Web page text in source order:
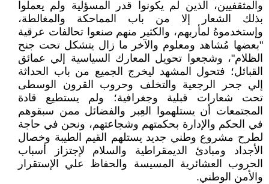
والمثقفيين، الذين لم يكونوا قدر المسؤلية ولم يعملوا
بذلك الشعار إلا من باب المماحكة والمغالطة،
وإستخدموهُ لمأربهم، والكثير منهم صنعوا تحالفات عرقية
"بعضها مُشاهد ومعلوم والآخر ما زال يتشكل تحت جنح
الظلام"، وشجعوا تحويل المعارك السياسية إلي عمائق
القبائل؛ فتحول المشهد ليخرج الجميع من باب الحداثة
إلي جحر الرجعية والتخلف وحروب القرون الوسطى
تحت شعارات قبلية وجغرافية؛ ولم يستطيع قادة
المجتمعات أن يستلهموا العِبر والفضائل ممن سبقوهم
في الحكم والإدارة بحكمتهم وشجاعتهم، ونحن في حاجة
لطرح مشروع وطني جديد يستلهم القيم الطيبة وخصال
الأجداد ومبادئ الديمقراطية والسلام لإجتزاز أسباب
الحروب العشائرية المسيسة والحفاظ علي الإستقرار
والأمن الوطني.